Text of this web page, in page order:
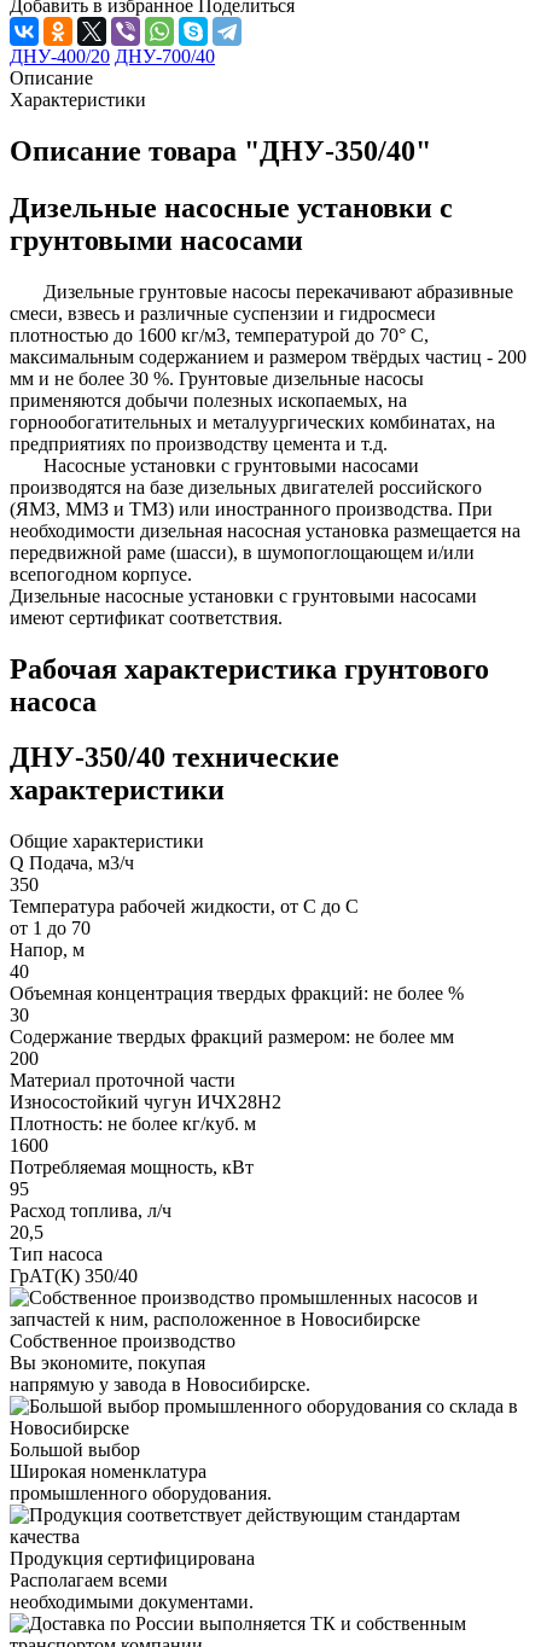
Добавить в избранное Поделиться
ДНУ-400/20 ДНУ-700/40
Описание
Характеристики
Описание товара "ДНУ-350/40"
Дизельные насосные установки с
грунтовыми насосами
Дизельные грунтовые насосы перекачивают абразивные
смеси, взвесь и различные суспензии и гидросмеси
плотностью до 1600 кг/м3, температурой до 70° С,
максимальным содержанием и размером твёрдых частиц - 200
мм и не более 30 %. Грунтовые дизельные насосы
применяются добычи полезных ископаемых, на
горнообогатительных и металуургических комбинатах, на
предприятиях по производству цемента и т.д.
Насосные установки с грунтовыми насосами
производятся на базе дизельных двигателей российского
(ЯМЗ, ММЗ и ТМЗ) или иностранного производства. При
необходимости дизельная насосная установка размещается на
передвижной раме (шасси), в шумопоглощающем и/или
всепогодном корпусе.
Дизельные насосные установки с грунтовыми насосами
имеют сертификат соответствия.
Рабочая характеристика грунтового
насоса
ДНУ-350/40 технические
характеристики
Общие характеристики
Q Подача, м3/ч
350
Температура рабочей жидкости, от С до С
от 1 до 70
Напор, м
40
Объемная концентрация твердых фракций: не более %
30
Содержание твердых фракций размером: не более мм
200
Материал проточной части
Износостойкий чугун ИЧХ28Н2
Плотность: не более кг/куб. м
1600
Потребляемая мощность, кВт
95
Расход топлива, л/ч
20,5
Тип насоса
ГрАТ(К) 350/40
Собственное производство
Вы экономите, покупая
напрямую у завода в Новосибирске.
Большой выбор
Широкая номенклатура
промышленного оборудования.
Продукция сертифицирована
Располагаем всеми
необходимыми документами.